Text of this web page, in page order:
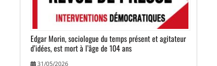
Edgar Morin, sociologue du temps présent et agitateur
d’idées, est mort à l’âge de 104 ans
31/05/2026